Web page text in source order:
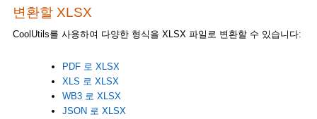
변환할 XLSX
CoolUtils를 사용하여 다양한 형식을 XLSX 파일로 변환할 수 있습니다:
PDF 로 XLSX
XLS 로 XLSX
WB3 로 XLSX
JSON 로 XLSX